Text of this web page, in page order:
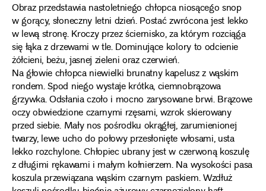
Obraz przedstawia nastoletniego chłopca niosącego snop
w gorący, słoneczny letni dzień. Postać zwrócona jest lekko
w lewą stronę. Kroczy przez ściernisko, za którym rozciąga
się łąka z drzewami w tle. Dominujące kolory to odcienie
żółcieni, beżu, jasnej zieleni oraz czerwień.
Na głowie chłopca niewielki brunatny kapelusz z wąskim
rondem. Spod niego wystaje krótka, ciemnobrązowa
grzywka. Odsłania czoło i mocno zarysowane brwi. Brązowe
oczy obwiedzione czarnymi rzęsami, wzrok skierowany
przed siebie. Mały nos pośrodku okrągłej, zarumienionej
twarzy, lewe ucho do połowy przesłonięte włosami, usta
lekko rozchylone. Chłopiec ubrany jest w czerwoną koszulę
z długimi rękawami i małym kołnierzem. Na wysokości pasa
koszula przewiązana wąskim czarnym paskiem. Wzdłuż